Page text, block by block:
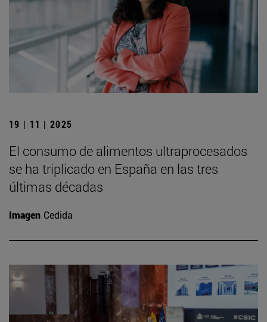
19 | 11 | 2025
El consumo de alimentos ultraprocesados
se ha triplicado en España en las tres
últimas décadas
Imagen Cedida